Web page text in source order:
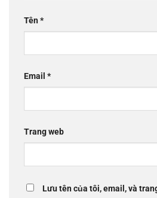
Tên*
Email *
Trang web
Lưu tên của tôi, email, và